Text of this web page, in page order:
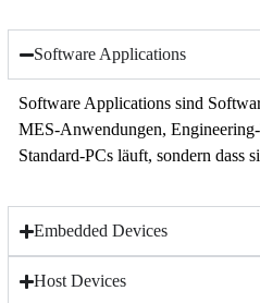
Software Applications
Software Applications sind
MES-Anwendungen,
Standard-PCs läuft, sondern dass
Embedded Devices
Host Devices